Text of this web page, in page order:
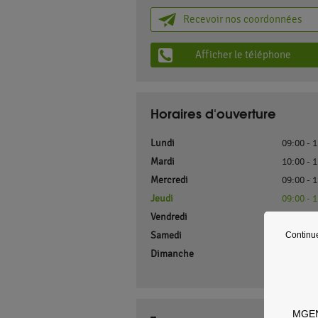
Recevoir nos coordonnées
Afficher le téléphone
Horaires d'ouverture
Lundi
09:00 -
Mardi
10:00 -
Mercredi
09:00 -
Jeudi
09:00 -
Vendredi
Samedi
Dimanche